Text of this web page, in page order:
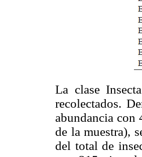
La clase
recolectados.
abundancia
de la muestra),
del total de